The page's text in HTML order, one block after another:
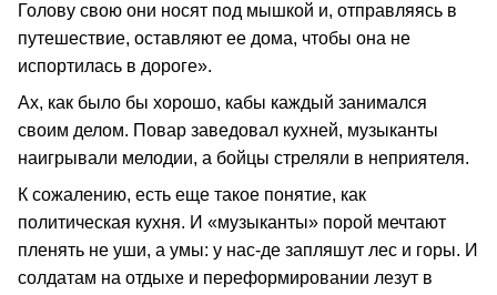
Голову свою они носят под мышкой и, отправляясь в
путешествие, оставляют ее дома, чтобы она не
испортилась в дороге».
Ах, как было бы хорошо, кабы каждый занимался
своим делом. Повар заведовал кухней, музыканты
наигрывали мелодии, а бойцы стреляли в неприятеля.
К сожалению, есть еще такое понятие, как
политическая кухня. И «музыканты» порой мечтают
пленять не уши, а умы: у нас-де запляшут лес и горы. И
солдатам на отдыхе и переформировании лезут в